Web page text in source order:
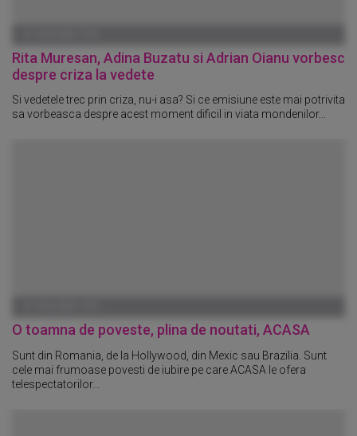
Rita Muresan, Adina Buzatu si Adrian Oianu vorbesc
despre criza la vedete
Si vedetele trec prin criza, nu-i asa? Si ce emisiune este mai potrivita
sa vorbeasca despre acest moment dificil in viata mondenilor...
O toamna de poveste, plina de noutati, ACASA
Sunt din Romania, de la Hollywood, din Mexic sau Brazilia. Sunt
cele mai frumoase povesti de iubire pe care ACASA le ofera
telespectatorilor...